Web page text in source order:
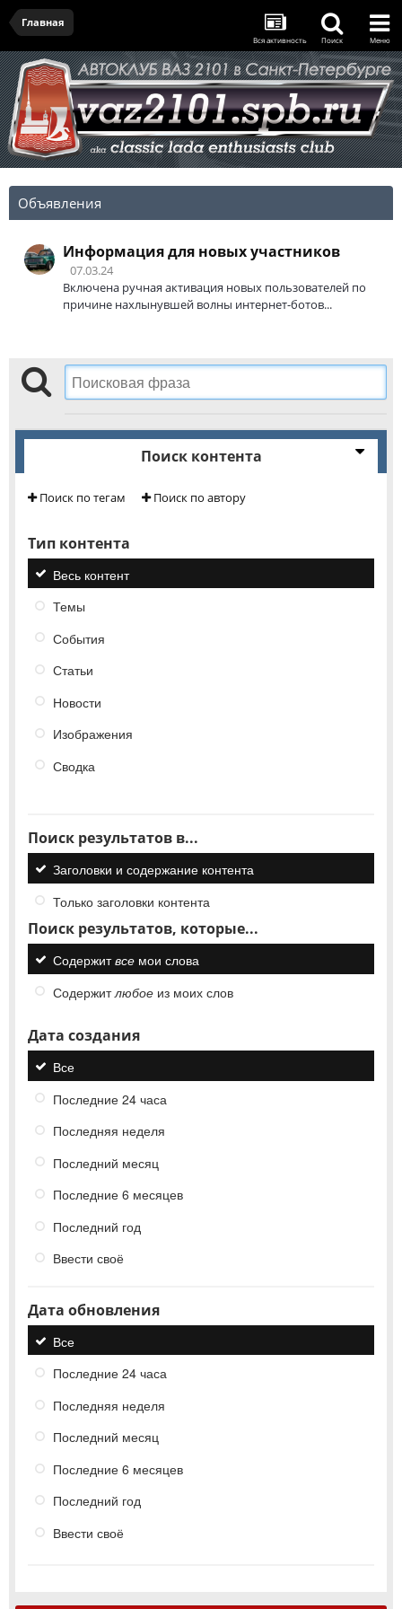
Главная
Вся активность Поиск Меню
Объявления
Информация для новых участников
07.03.24
Включена ручная активация новых пользователей по
причине нахлынувшей волны интернет-ботов...
Поиск контента
Поиск по тегам Поиск по автору
Тип контента
Весь контент
Темы
События
Статьи
Новости
Изображения
Сводка
Поиск результатов в...
Заголовки и содержание контента
Только заголовки контента
Поиск результатов, которые...
Содержитвсе мои слова
Содержитлюбое из моих слов
Дата создания
Все
Последние 24 часа
Последняя неделя
Последний месяц
Последние 6 месяцев
Последний год
Ввести своё
Дата обновления
Все
Последние 24 часа
Последняя неделя
Последний месяц
Последние 6 месяцев
Последний год
Ввести своё